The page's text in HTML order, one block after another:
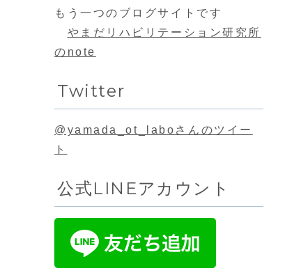
もう一つのブログサイトです
やまだリハビリテーション研究所
のnote
Twitter
@yamada_ot_laboさんのツイー
ト
公式LINEアカウント